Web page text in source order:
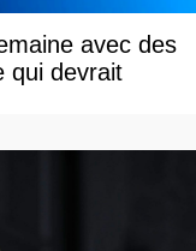
avec des
qui devrait